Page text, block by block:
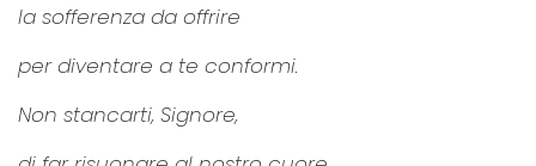
la sofferenza da offrire
per diventare a te conformi.
Non stancarti, Signore,